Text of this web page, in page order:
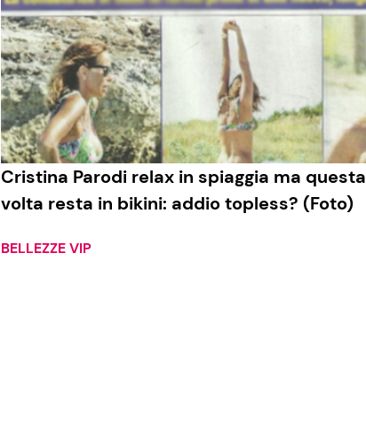
Cristina Parodi relax in spiaggia ma questa
volta resta in bikini: addio topless? (Foto)
BELLEZZE VIP